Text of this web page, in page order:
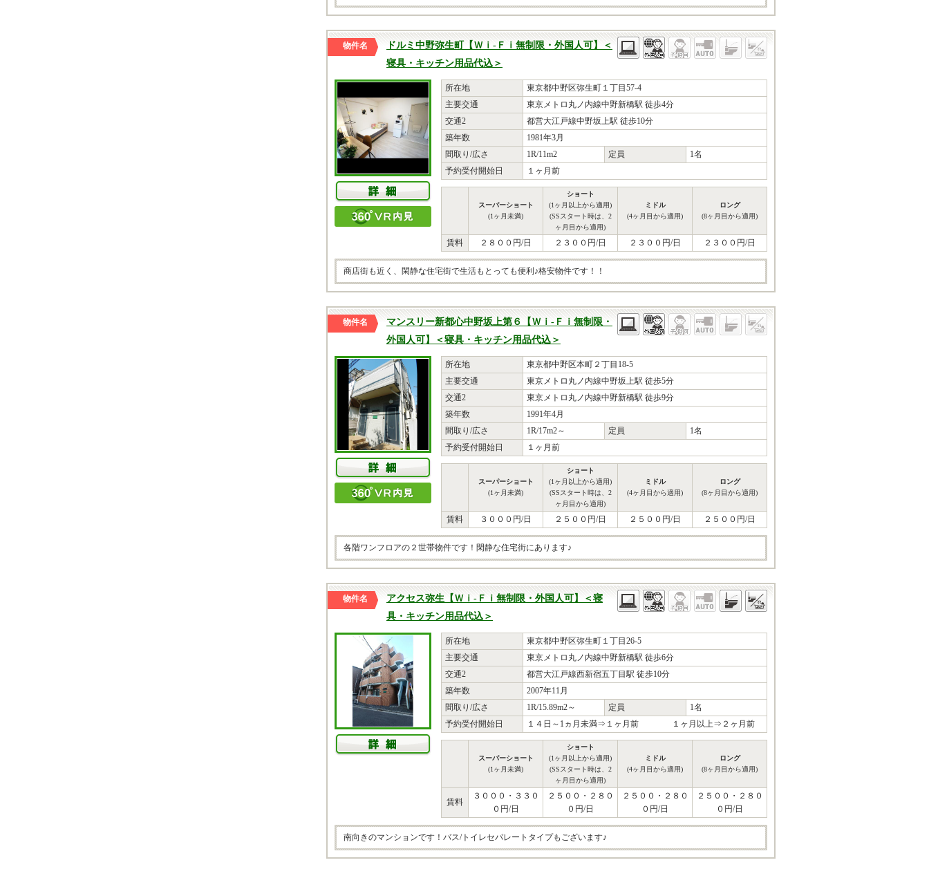
物件名
ドルミ中野弥生町【Ｗｉ-Ｆｉ無制限・外国人可】＜
寝具・キッチン用品代込＞
所在地
東京都中野区弥生町１丁目57-4
主要交通
東京メトロ丸ノ内線中野新橋駅 徒歩4分
交通2
都営大江戸線中野坂上駅 徒歩10分
築年数
1981年3月
間取り/広さ
1R/11m2 定員
1名
予約受付開始日
１ヶ月前
スーパーショート
(1ヶ月未満)
ショート
(1ヶ月以上から適用)
(SSスタート時は、2
ヶ月目から適用)
ミドル
(4ヶ月目から適用)
ロング
(8ヶ月目から適用)
賃料 ２８００円/日 ２３００円/日 ２３００円/日 ２３００円/日
商店街も近く、閑静な住宅街で生活もとっても便利♪格安物件です！！
物件名
マンスリー新都心中野坂上第６【Ｗｉ-Ｆｉ無制限・
外国人可】＜寝具・キッチン用品代込＞
所在地
東京都中野区本町２丁目18-5
主要交通
東京メトロ丸ノ内線中野坂上駅 徒歩5分
交通2
東京メトロ丸ノ内線中野新橋駅 徒歩9分
築年数
1991年4月
間取り/広さ
1R/17m2～ 定員
1名
予約受付開始日
１ヶ月前
スーパーショート
(1ヶ月未満)
ショート
(1ヶ月以上から適用)
(SSスタート時は、2
ヶ月目から適用)
ミドル
(4ヶ月目から適用)
ロング
(8ヶ月目から適用)
賃料 ３０００円/日 ２５００円/日 ２５００円/日 ２５００円/日
各階ワンフロアの２世帯物件です！閑静な住宅街にあります♪
物件名
アクセス弥生【Ｗｉ-Ｆｉ無制限・外国人可】＜寝
具・キッチン用品代込＞
所在地
東京都中野区弥生町１丁目26-5
主要交通
東京メトロ丸ノ内線中野新橋駅 徒歩6分
交通2
都営大江戸線西新宿五丁目駅 徒歩10分
築年数
2007年11月
間取り/広さ
1R/15.89m2～ 定員
1名
予約受付開始日
１４日～1ヵ月未満⇒１ヶ月前 １ヶ月以上⇒２ヶ月前
スーパーショート
(1ヶ月未満)
ショート
(1ヶ月以上から適用)
(SSスタート時は、2
ヶ月目から適用)
ミドル
(4ヶ月目から適用)
ロング
(8ヶ月目から適用)
賃料
３０００・３３０
０円/日
２５００・２８０
０円/日
２５００・２８０
０円/日
２５００・２８０
０円/日
南向きのマンションです！バス/トイレセパレートタイプもございます♪